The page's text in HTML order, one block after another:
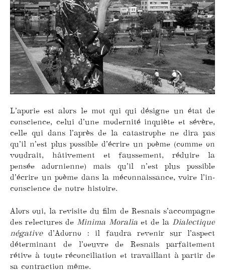
L’aporie est alors le mot qui qui désigne un état de
conscience, celui d’une modernité inquiète et sévère,
celle qui dans l’après de la catastrophe ne dira pas
qu’il n’est plus possible d’écrire un poème (comme on
voudrait, hâtivement et faussement, réduire la
pensée adornienne) mais qu’il n’est plus possible
d’écrire un poème dans la méconnaissance, voire l’in-
conscience de notre histoire.
Alors oui, la revisite du film de Resnais s’accompagne
des relectures de Minima Moraliaet de la Dialectique
négatived’Adorno : il faudra revenir sur l’aspect
déterminant de l’oeuvre de Resnais parfaitement
rétive à toute réconciliation et travaillant à partir de
sa contraction même.